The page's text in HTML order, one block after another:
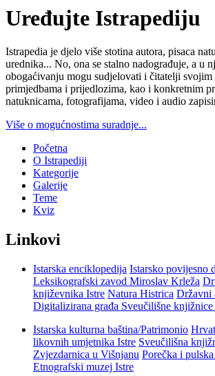
Uređujte Istrapediju
Istrapedia je djelo više stotina autora, pisaca
urednika... No, ona se stalno nadograđuje, a u
obogaćivanju mogu sudjelovati i čitatelji svojim
primjedbama i prijedlozima, kao i konkretnim
natuknicama, fotografijama, video i audio
Više o mogućnostima suradnje...
Početna
O Istrapediji
Kategorije
Galerije
Teme
Kviz
Linkovi
Istarska enciklopedija Istarsko povijesno
Leksikografski zavod Miroslav Krleža
književnika Istre Natura Histrica Državni
Digitalizirana građa Sveučilišne
Istarska kulturna baština/Patrimonio
likovnih umjetnika Istre Sveučilišna
Zvjezdarnica u Višnjanu Porečka i
Etnografski muzej Istre